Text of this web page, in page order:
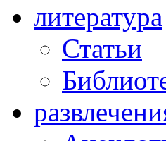
литература
Статьи